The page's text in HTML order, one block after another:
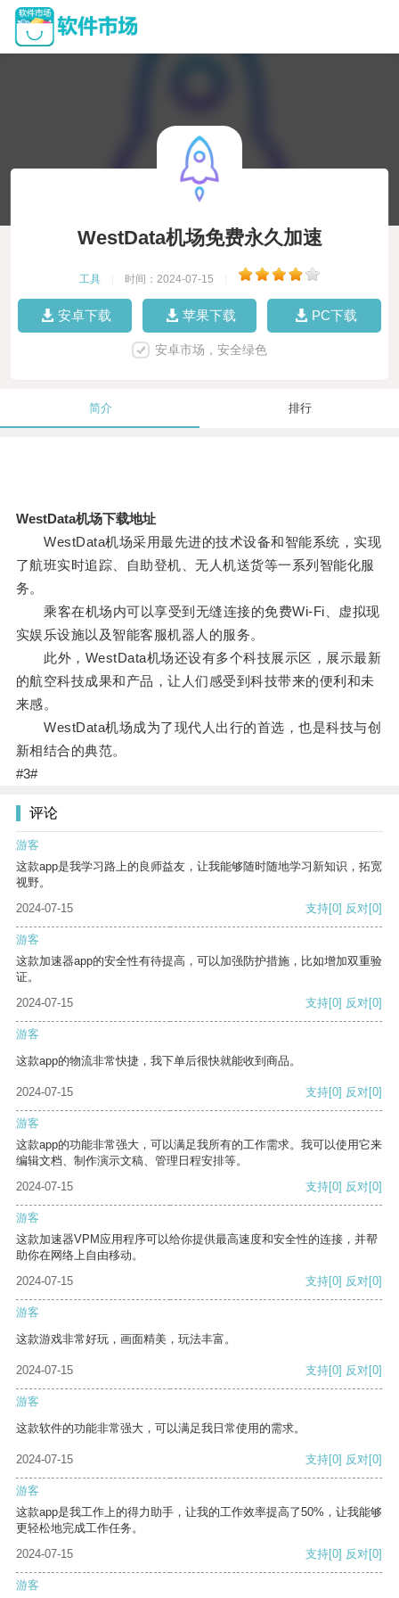
WestData机场免费永久加速
工具 时间：2024-07-15
安卓下载 苹果下载 PC下载
安卓市场，安全绿色
简介 排行
WestData机场下载地址
WestData机场采用最先进的技术设备和智能系统，实现
了航班实时追踪、自助登机、无人机送货等一系列智能化服
务。
乘客在机场内可以享受到无缝连接的免费Wi-Fi、虚拟现
实娱乐设施以及智能客服机器人的服务。
此外，WestData机场还设有多个科技展示区，展示最新
的航空科技成果和产品，让人们感受到科技带来的便利和未
来感。
WestData机场成为了现代人出行的首选，也是科技与创
新相结合的典范。
#3#
评论
游客
这款app是我学习路上的良师益友，让我能够随时随地学习新知识，拓宽
视野。
2024-07-15
支持[0] 反对[0]
游客
这款加速器app的安全性有待提高，可以加强防护措施，比如增加双重验
证。
2024-07-15
支持[0] 反对[0]
游客
这款app的物流非常快捷，我下单后很快就能收到商品。
2024-07-15 支持[0] 反对[0]
游客
这款app的功能非常强大，可以满足我所有的工作需求。我可以使用它来
编辑文档、制作演示文稿、管理日程安排等。
2024-07-15
支持[0] 反对[0]
游客
这款加速器VPM应用程序可以给你提供最高速度和安全性的连接，并帮
助你在网络上自由移动。
2024-07-15
支持[0] 反对[0]
游客
这款游戏非常好玩，画面精美，玩法丰富。
2024-07-15 支持[0] 反对[0]
游客
这款软件的功能非常强大，可以满足我日常使用的需求。
2024-07-15 支持[0] 反对[0]
游客
这款app是我工作上的得力助手，让我的工作效率提高了50%，让我能够
更轻松地完成工作任务。
2024-07-15
支持[0] 反对[0]
游客